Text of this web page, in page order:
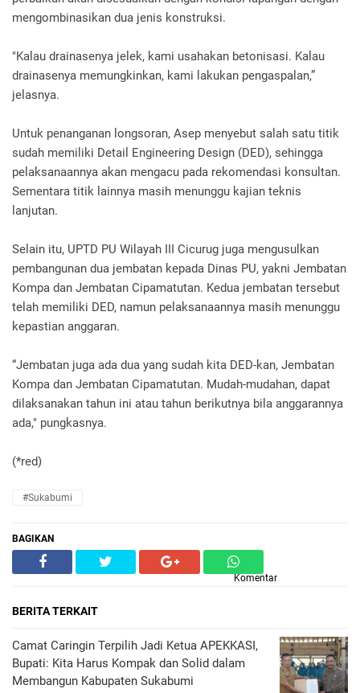
mengombinasikan dua jenis konstruksi.
"Kalau drainasenya jelek, kami usahakan betonisasi. Kalau
drainasenya memungkinkan, kami lakukan pengaspalan,”
jelasnya.
Untuk penanganan longsoran, Asep menyebut salah satu titik
sudah memiliki Detail Engineering Design (DED), sehingga
pelaksanaannya akan mengacu pada rekomendasi konsultan.
Sementara titik lainnya masih menunggu kajian teknis
lanjutan.
Selain itu, UPTD PU Wilayah III Cicurug juga mengusulkan
pembangunan dua jembatan kepada Dinas PU, yakni Jembatan
Kompa dan Jembatan Cipamatutan. Kedua jembatan tersebut
telah memiliki DED, namun pelaksanaannya masih menunggu
kepastian anggaran.
“Jembatan juga ada dua yang sudah kita DED-kan, Jembatan
Kompa dan Jembatan Cipamatutan. Mudah-mudahan, dapat
dilaksanakan tahun ini atau tahun berikutnya bila anggarannya
ada," pungkasnya.
(*red)
#Sukabumi
BAGIKAN
Komentar
BERITA TERKAIT
Camat Caringin Terpilih Jadi Ketua APEKKASI,
Bupati: Kita Harus Kompak dan Solid dalam
Membangun Kabupaten Sukabumi